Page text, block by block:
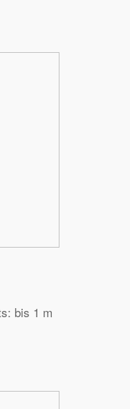
bis 1 m